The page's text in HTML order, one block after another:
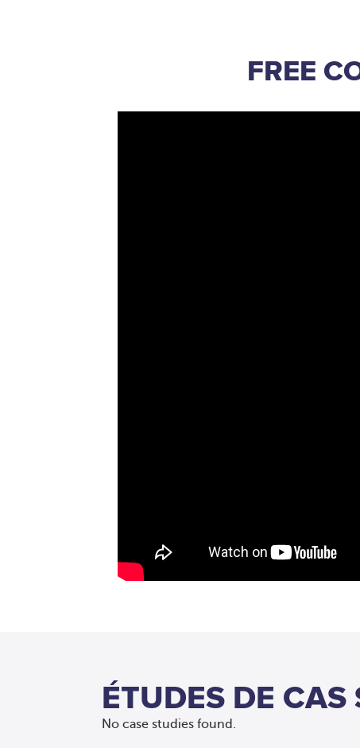
FREE
ÉTUDES DE
No case studies found.